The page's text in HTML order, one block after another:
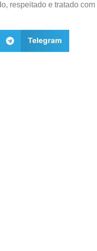
respeitado e tratado com
Telegram